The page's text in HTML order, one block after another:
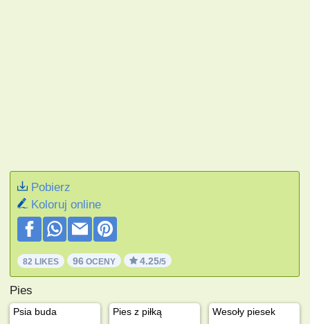
Pobierz
Koloruj online
82 LIKES 96 OCENY 4.25/5
Pies
Psia buda Pies z piłką Wesoły piesek